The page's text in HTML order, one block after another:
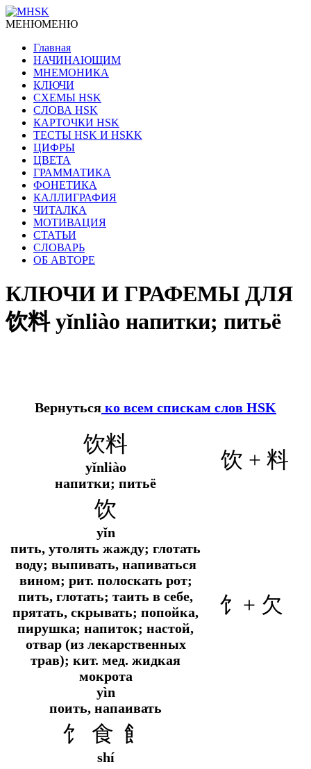
МЕНЮМЕНЮ
Главная
НАЧИНАЮЩИМ
МНЕМОНИКА
КЛЮЧИ
СХЕМЫ HSK
СЛОВА HSK
КАРТОЧКИ HSK
ТЕСТЫ HSK И HSKK
ЦИФРЫ
ЦВЕТА
ГРАММАТИКА
ФОНЕТИКА
КАЛЛИГРАФИЯ
ЧИТАЛКА
МОТИВАЦИЯ
СТАТЬИ
СЛОВАРЬ
ОБ АВТОРЕ
КЛЮЧИ И ГРАФЕМЫ ДЛЯ
饮料 yǐnliào напитки; питьё
Вернуться ко всем спискам слов HSK
饮料
yǐnliào
напитки; питьё
饮 + 料
饮
yǐn
пить, утолять жажду; глотать
воду; выпивать, напиваться
вином; рит. полоскать рот;
пить, глотать; таить в себе,
прятать, скрывать; попойка,
пирушка; напиток; настой,
отвар (из лекарственных
трав); кит. мед. жидкая
мокрота
yìn
поить, напаивать
饣+ 欠
饣 食 飠
shí